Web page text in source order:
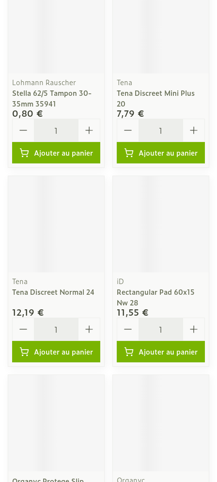
Lohmann Rauscher
Stella 62/5 Tampon 30-
35mm 35941
0,80 €
Ajouter au panier
Tena
Tena Discreet Mini Plus
20
7,79 €
Ajouter au panier
Tena
Tena Discreet Normal 24
12,19 €
Ajouter au panier
iD
Rectangular Pad 60x15
Nw 28
11,55 €
Ajouter au panier
Organyc